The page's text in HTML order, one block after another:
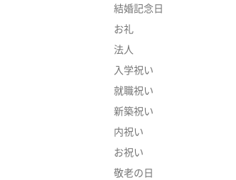
結婚記念日
お礼
法人
入学祝い
就職祝い
新築祝い
内祝い
お祝い
敬老の日